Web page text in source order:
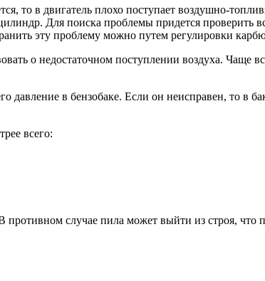
то в двигатель плохо поступает воздушно-
цилиндр. Для поиска проблемы придется
эту проблему можно путем регулировки
о недостаточном поступлении воздуха. Чаще
в бензобаке. Если он неисправен, то в
всего:
противном случае пила может выйти из строя, что